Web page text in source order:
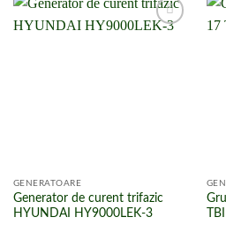
GENERATOARE
Generator de curent trifazic
HYUNDAI HY9000LEK-3
TBI